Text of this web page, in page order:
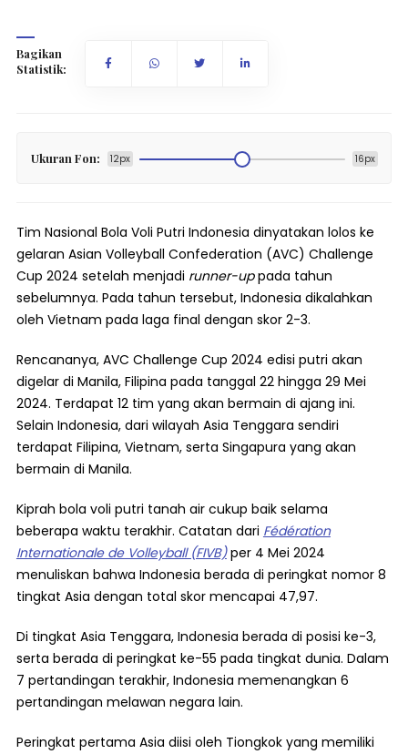
Bagikan
Statistik:
Ukuran Fon: 12px 16px
Tim Nasional Bola Voli Putri Indonesia dinyatakan lolos ke
gelaran Asian Volleyball Confederation (AVC) Challenge
Cup 2024 setelah menjadi runner-uppada tahun
sebelumnya. Pada tahun tersebut, Indonesia dikalahkan
oleh Vietnam pada laga final dengan skor 2-3.
Rencananya, AVC Challenge Cup 2024 edisi putri akan
digelar di Manila, Filipina pada tanggal 22 hingga 29 Mei
2024. Terdapat 12 tim yang akan bermain di ajang ini.
Selain Indonesia, dari wilayah Asia Tenggara sendiri
terdapat Filipina, Vietnam, serta Singapura yang akan
bermain di Manila.
Kiprah bola voli putri tanah air cukup baik selama
beberapa waktu terakhir. Catatan dari Fédération
Internationale de Volleyball (FIVB)per 4 Mei 2024
menuliskan bahwa Indonesia berada di peringkat nomor 8
tingkat Asia dengan total skor mencapai 47,97.
Di tingkat Asia Tenggara, Indonesia berada di posisi ke-3,
serta berada di peringkat ke-55 pada tingkat dunia. Dalam
7 pertandingan terakhir, Indonesia memenangkan 6
pertandingan melawan negara lain.
Peringkat pertama Asia diisi oleh Tiongkok yang memiliki